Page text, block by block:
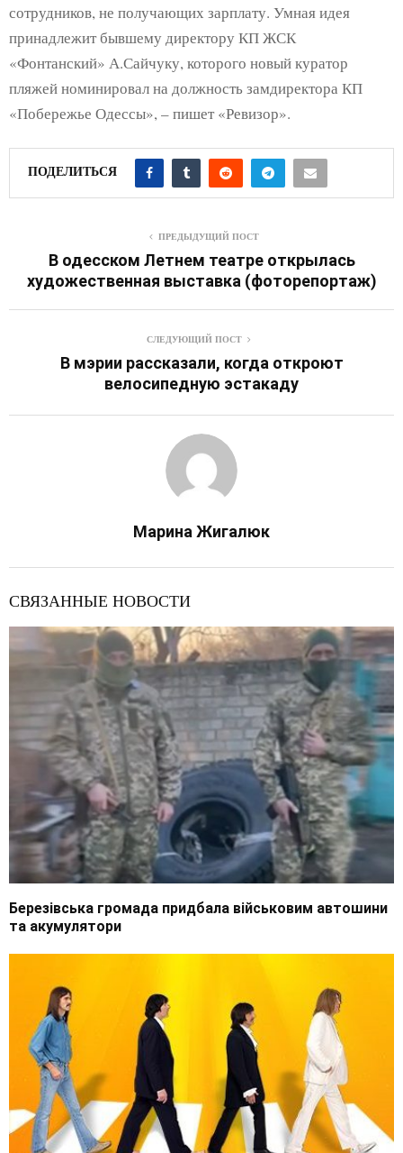
сотрудников, не получающих зарплату. Умная идея
принадлежит бывшему директору КП ЖСК
«Фонтанский» А.Сайчуку, которого новый куратор
пляжей номинировал на должность замдиректора КП
«Побережье Одессы», – пишет «Ревизор».
ПОДЕЛИТЬСЯ
ПРЕДЫДУЩИЙ ПОСТ
В одесском Летнем театре открылась
художественная выставка (фоторепортаж)
СЛЕДУЮЩИЙ ПОСТ
В мэрии рассказали, когда откроют
велосипедную эстакаду
Марина Жигалюк
СВЯЗАННЫЕ НОВОСТИ
Березівська громада придбала військовим автошини
та акумулятори